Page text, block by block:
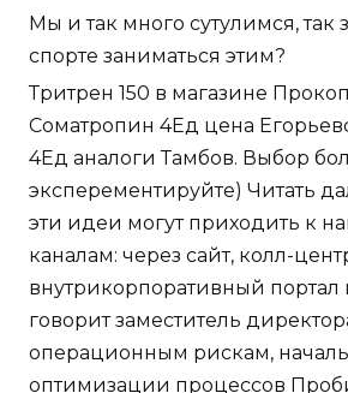
Мы и так много сутулимся, так
спорте заниматься этим?
Тритрен 150 в магазине
Cоматропин 4Ед цена
4Ед аналоги Тамбов. Выбор
эксперементируйте) Читать
эти идеи могут приходить к
каналам: через сайт, колл-
внутрикорпоративный портал
говорит заместитель
операционным рискам,
оптимизации процессов